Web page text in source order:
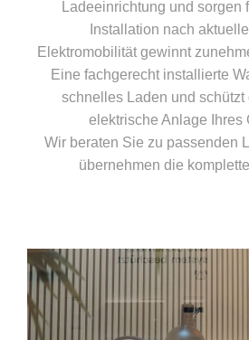
Ladeeinrichtung und sorgen
Installation nach
Elektromobilität gewinnt
Eine fachgerecht installierte
schnelles Laden und
elektrische Anlage Ihres
Wir beraten Sie zu passenden
übernehmen die